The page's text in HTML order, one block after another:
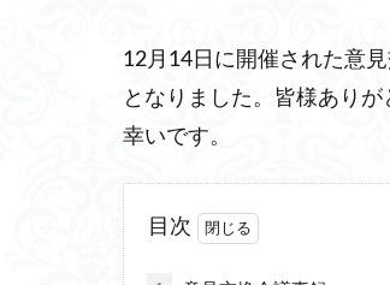
12月14日に開催された意
となりました。皆様あり
幸いです。
目次